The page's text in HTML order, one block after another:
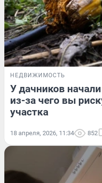
НЕДВИЖИМОСТЬ
У дачников
из-за чего вы
участка
18 апреля, 2026, 11:34 852